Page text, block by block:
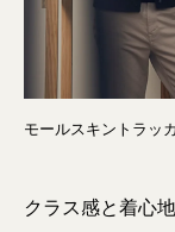
モールスキントラッ
クラス感と着心